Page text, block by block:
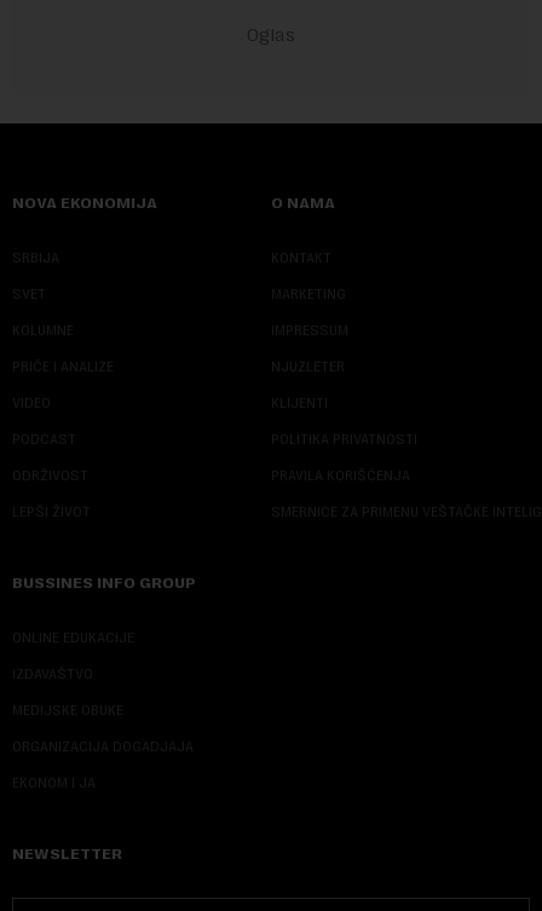
NOVA EKONOMIJA
SRBIJA
SVET
KOLUMNE
PRIČE I ANALIZE
VIDEO
PODCAST
ODRŽIVOST
LEPŠI ŽIVOT
O NAMA
KONTAKT
MARKETING
IMPRESSUM
NJUZLETER
KLIJENTI
POLITIKA PRIVATNOSTI
PRAVILA KORIŠĆENJA
SMERNICE ZA PRIMENU VEŠTAČKE
BUSSINES INFO GROUP
ONLINE EDUKACIJE
IZDAVAŠTVO
MEDIJSKE OBUKE
ORGANIZACIJA DOGADJAJA
EKONOM I JA
NEWSLETTER